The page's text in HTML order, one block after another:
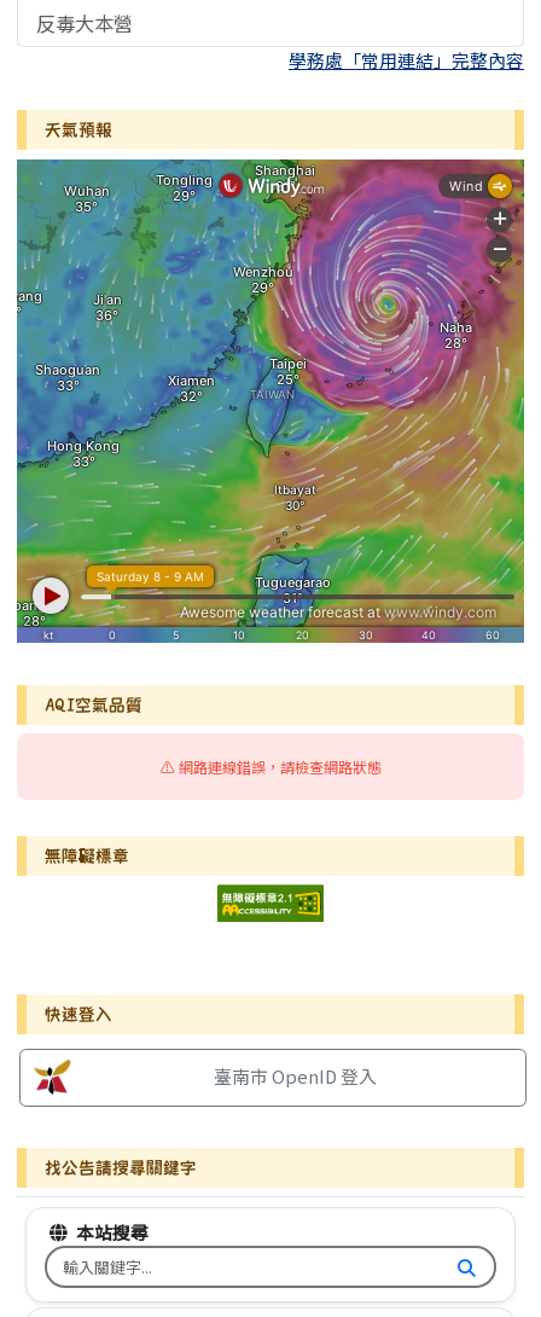
反毒大本營
學務處「常用連結」完整內容
天氣預報
AQI空氣品質
⚠️ 網路連線錯誤，請檢查網路狀態
無障礙標章
右邊區域內容
快速登入
臺南市 OpenID 登入
找公告請搜尋關鍵字
本站搜尋
搜尋台南市文元國小全球資訊網關鍵字